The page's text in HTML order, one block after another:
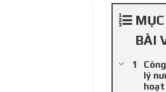
BÀI
lý
hoạt